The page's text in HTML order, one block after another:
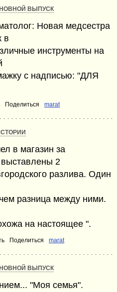
ВЫПУСК
Новая медсестра
в
инструменты на
с надписью: "ДЛЯ
Поделиться marat
в магазин за
2
разлива. Один
разница между ними.
на настоящее ".
Поделиться marat
ВЫПУСК
"Моя семья".